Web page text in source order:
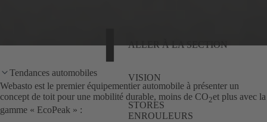
ALLER À LA SECTION
VISION
STORES
ENROULEURS
Tendances automobiles
Webasto est le premier équipementier automobile à présenter un
concept de toit pour une mobilité durable, moins de CO2et plus avec la
gamme « EcoPeak » :